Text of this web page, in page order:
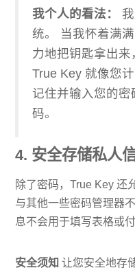
我个人的看法：
统。 当我怀着满
力地把钥匙拿出来
True Key 就像您
记住并输入您的
码。
4. 安全存储私人
除了密码，True Key 还
与其他一些密码管理器
息不会用于填写表格或
安全须知 让您安全地存